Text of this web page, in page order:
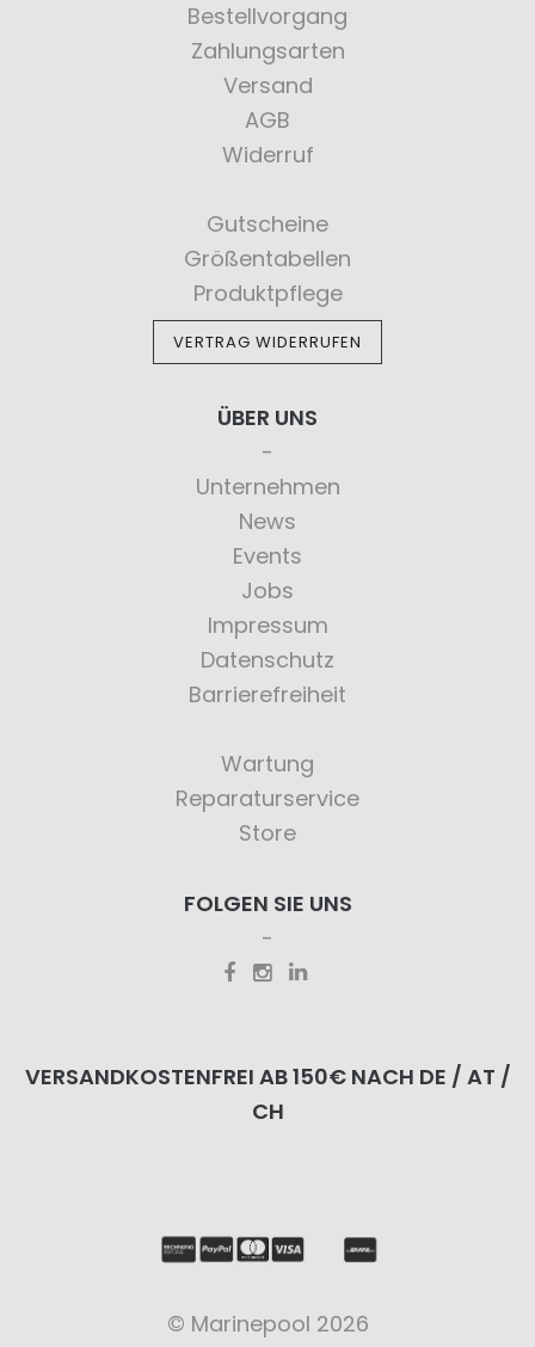
Bestellvorgang
Zahlungsarten
Versand
AGB
Widerruf
Gutscheine
Größentabellen
Produktpflege
VERTRAG WIDERRUFEN
ÜBER UNS
Unternehmen
News
Events
Jobs
Impressum
Datenschutz
Barrierefreiheit
Wartung
Reparaturservice
Store
FOLGEN SIE UNS
VERSANDKOSTENFREI AB 150€ NACH DE / AT /
CH
© Marinepool 2026